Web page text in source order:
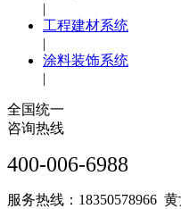
|
工程建材系统
|
涂料装饰系统
|
全国统一
咨询热线
400-006-6988
服务热线：18350578966